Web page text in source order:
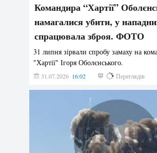
Командира “Хартії”
намагалися убити, у
спрацювала зброя. ФОТО
31 липня зірвали спробу замаху на
"Хартії" Ігоря Оболєнського.
31.07.2026 16:02 187 Переглядів